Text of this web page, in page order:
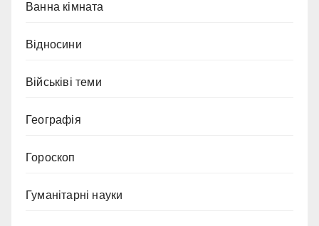
Ванна кімната
Відносини
Військіві теми
Географія
Гороскоп
Гуманітарні науки